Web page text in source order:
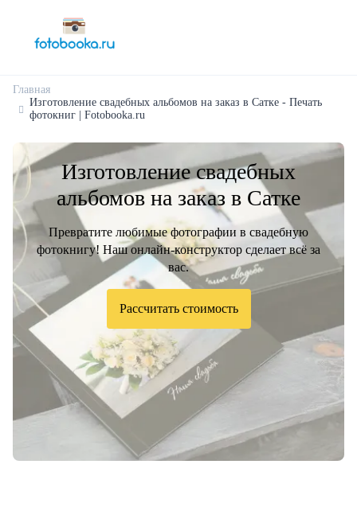
Главная
Изготовление свадебных альбомов на заказ в Сатке - Печать
фотокниг | Fotobooka.ru
Изготовление свадебных
альбомов на заказ в Сатке
Превратите любимые фотографии в свадебную
фотокнигу! Наш онлайн-конструктор сделает всё за
вас.
Рассчитать стоимость